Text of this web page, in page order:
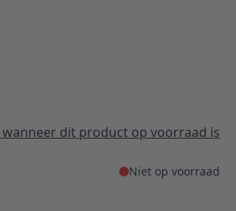
dit product op voorraad is
Niet op voorraad